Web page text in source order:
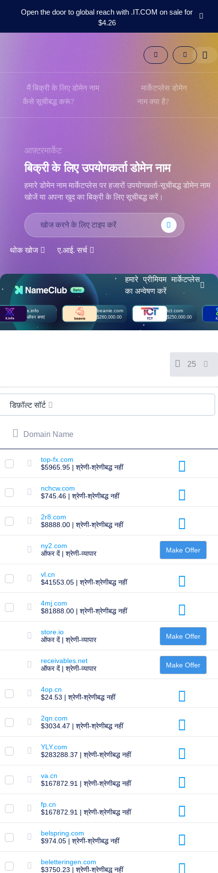
Open the door to global reach with .IT.COM on sale for
$4.26
उपकरण
English
中
文
العربية
Deutsch
Português
Français
Русский
한
국
Indonesia
Српски
US Dollar USD ($)
Euro EUR (€)
人民币 CNY (¥)
(C$)
Pesos Mexicanos MXN
(MX$)
British Pound GBP (£)
Copyright
2002-
2025
LLC.
reserved.
डोमेन्स
को
खोजें
खोजें
एआई
डोमेन
डोमेन
खोज
आईडीएन्स
उन्नत
खोज
डोमेन
स्थानांतरण
थोक
स्थानांतरण
टीएलडी
मूल्यों
बिक्री
उपकरण
लुकअप
मूल्यांकन
टूल
डिलीशन
सुरक्षा
प्रबंधन
पोर्टफोलियो
का
प्रबंधन
मैं बिक्री के लिए डोमेन नाम
कैसे सूचीबद्ध करूं?
मार्केटप्लेस डोमेन
नाम क्या है?
आफ़्टरमार्केट
बिक्री के लिए उपयोगकर्ता डोमेन नाम
हमारे डोमेन नाम मार्केटप्लेस पर हजारों उपयोगकर्ता-सूचीबद्ध डोमेन नाम
खोजें या अपना खुद का बिक्री के लिए सूचीबद्ध करें।
थोक खोज ए.आई. सर्च
हमारे प्रीमियम मार्केटप्लेस
का अन्वेषण करें
x.info
ऑफर बनाएं
beanie.com
$260,000.00
tct.com
$250,000.00
25
डिफ़ॉल्ट सॉर्ट
Domain Name
top-fx.com
$5965.95 | श्रेणी-श्रेणीबद्ध नहीं
nchcw.com
$745.46 | श्रेणी-श्रेणीबद्ध नहीं
2r8.com
$8888.00 | श्रेणी-श्रेणीबद्ध नहीं
ny2.com
ऑफर दें | श्रेणी-व्यापार
Make Offer
vl.cn
$41553.05 | श्रेणी-श्रेणीबद्ध नहीं
4mj.com
$81888.00 | श्रेणी-श्रेणीबद्ध नहीं
store.io
ऑफर दें | श्रेणी-व्यापार
Make Offer
receivables.net
ऑफर दें | श्रेणी-व्यापार
Make Offer
4op.cn
$24.53 | श्रेणी-श्रेणीबद्ध नहीं
2qn.com
$3034.47 | श्रेणी-श्रेणीबद्ध नहीं
YLY.com
$283288.37 | श्रेणी-श्रेणीबद्ध नहीं
va.cn
$167872.91 | श्रेणी-श्रेणीबद्ध नहीं
fp.cn
$167872.91 | श्रेणी-श्रेणीबद्ध नहीं
belspring.com
$974.05 | श्रेणी-श्रेणीबद्ध नहीं
beletteringen.com
$3750.23 | श्रेणी-श्रेणीबद्ध नहीं